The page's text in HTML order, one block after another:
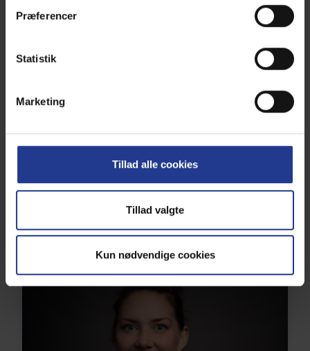
Præferencer
Statistik
Marketing
Tillad alle cookies
Tillad valgte
Kun nødvendige cookies
Mie Irbo
Aut. Veterinærsygeplejerske
59650015
Læs mere